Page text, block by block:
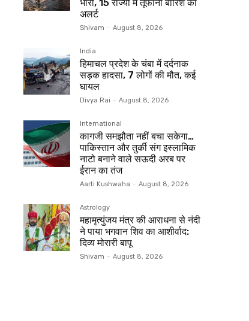
भारी, 15 राज्यों में तूफानी बारिश का
अलर्ट
Shivam - August 8, 2026
India
हिमाचल प्रदेश के चंबा में दर्दनाक
सड़क हादसा, 7 लोगों की मौत, कई
घायल
Divya Rai - August 8, 2026
International
कागजी समझौता नहीं बचा सकेगा…
पाकिस्तान और तुर्की संग इस्लामिक
नाटो बनाने वाले सऊदी अरब पर
ईरान का तंज
Aarti Kushwaha - August 8, 2026
Astrology
महामृत्युंजय मंत्र की आराधना से नंदी
ने पाया भगवान शिव का आशीर्वाद:
दिव्य मोरारी बापू
Shivam - August 8, 2026